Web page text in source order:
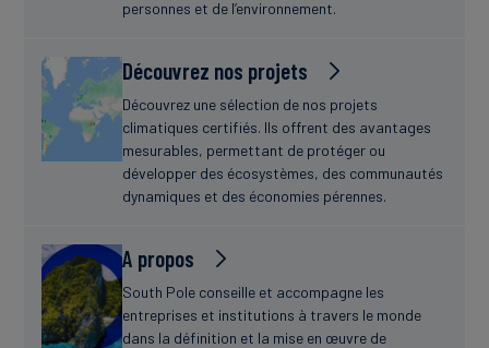
personnes et de l’environnement.
Découvrez nos projets
Découvrez une sélection de nos projets
climatiques certifiés. Ils offrent des avantages
mesurables, permettant de protéger ou
développer des écosystèmes, des communautés
dynamiques et des économies pérennes.
A propos
South Pole conseille et accompagne les
entreprises et institutions à travers le monde
dans la définition et la mise en œuvre de